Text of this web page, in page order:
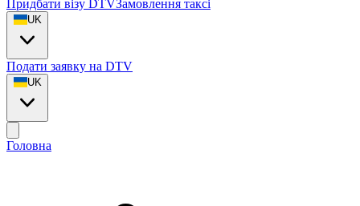
Придбати візу DTVЗамовлення таксі
UK
Подати заявку на DTV
UK
Головна